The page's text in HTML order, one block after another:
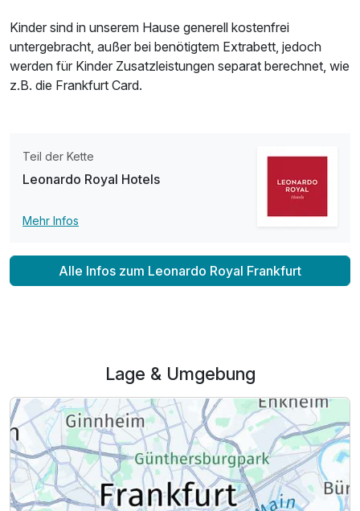
Kinder sind in unserem Hause generell kostenfrei
untergebracht, außer bei benötigtem Extrabett, jedoch
werden für Kinder Zusatzleistungen separat berechnet, wie
z.B. die Frankfurt Card.
Teil der Kette
Leonardo Royal Hotels
Mehr Infos
Alle Infos zum Leonardo Royal Frankfurt
Lage & Umgebung